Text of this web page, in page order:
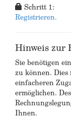
Schritt 1:
Registrieren.
Hinweis zur
Sie benötigen
zu können.
einfacheren
ermöglichen.
Ihnen.